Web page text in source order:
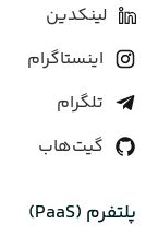
لینکدین
اینستاگرام
تلگرام
گیت‌هاب
پلتفرم (PaaS)